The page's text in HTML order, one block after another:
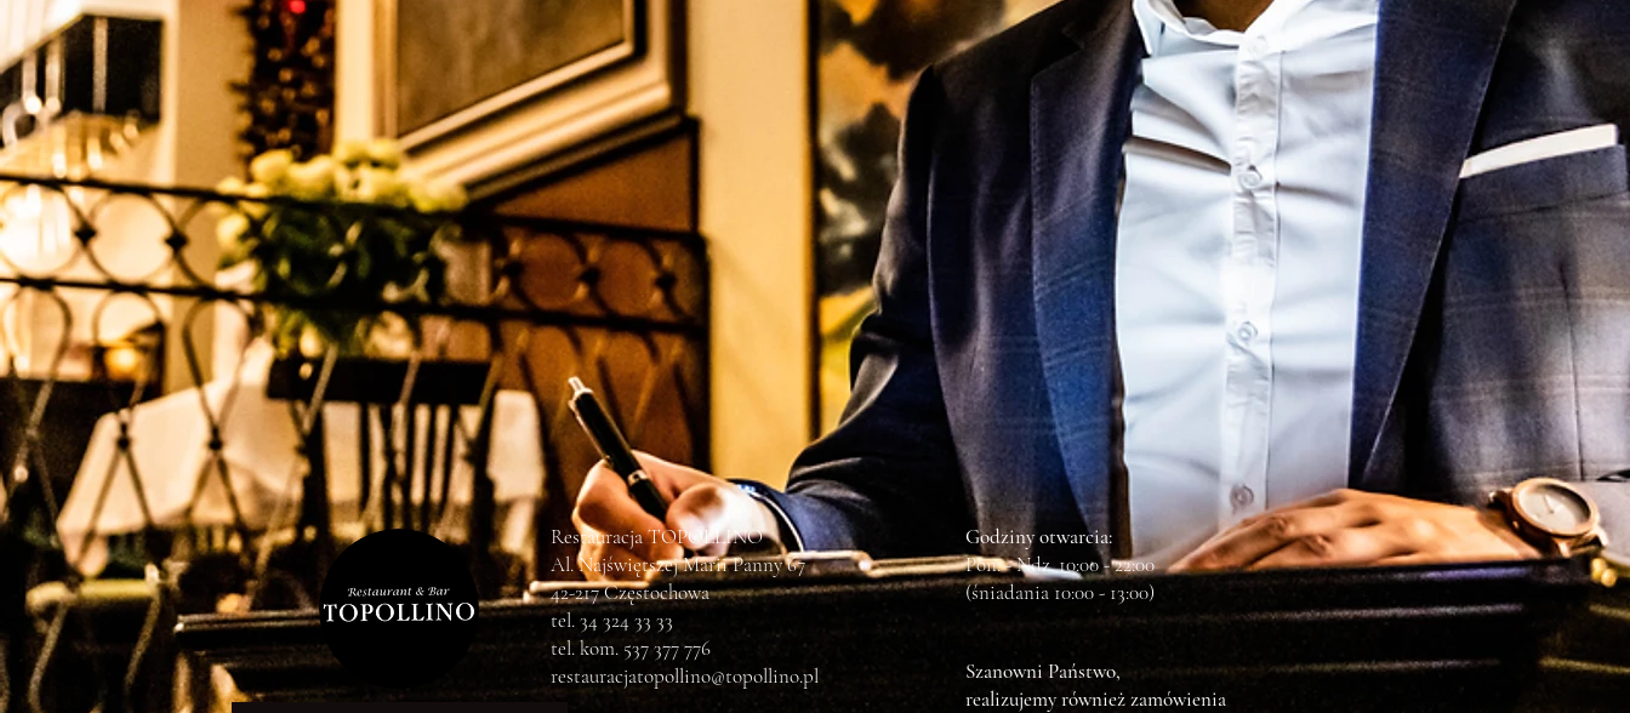
Restauracja TOPOLLINO
Al. Najświętszej Marii Panny 67
42-217 Częstochowa
tel. 34 324 33 33
tel. kom. 537 377 776
restauracjatopollino@topollino.pl
Godziny otwarcia:
Pon. - Ndz. 10:00 - 22:00
(śniadania 10:00 - 13:00)
Szanowni Państwo,
realizujemy również zamówienia